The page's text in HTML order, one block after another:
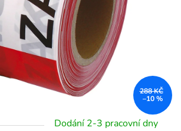
Dodání 2-3 pracovní dny
288 KČ
–10 %